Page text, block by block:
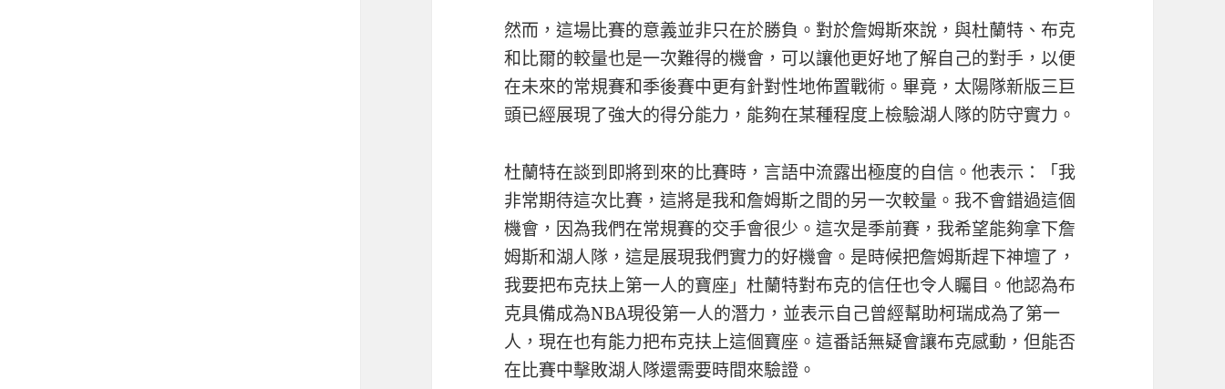
然而，這場比賽的意義並非只在於勝負。對於詹姆斯來說，與杜蘭特、布克
和比爾的較量也是一次難得的機會，可以讓他更好地了解自己的對手，以便
在未來的常規賽和季後賽中更有針對性地佈置戰術。畢竟，太陽隊新版三巨
頭已經展現了強大的得分能力，能夠在某種程度上檢驗湖人隊的防守實力。
杜蘭特在談到即將到來的比賽時，言語中流露出極度的自信。他表示：「我
非常期待這次比賽，這將是我和詹姆斯之間的另一次較量。我不會錯過這個
機會，因為我們在常規賽的交手會很少。這次是季前賽，我希望能夠拿下詹
姆斯和湖人隊，這是展現我們實力的好機會。是時候把詹姆斯趕下神壇了，
我要把布克扶上第一人的寶座」杜蘭特對布克的信任也令人矚目。他認為布
克具備成為NBA現役第一人的潛力，並表示自己曾經幫助柯瑞成為了第一
人，現在也有能力把布克扶上這個寶座。這番話無疑會讓布克感動，但能否
在比賽中擊敗湖人隊還需要時間來驗證。